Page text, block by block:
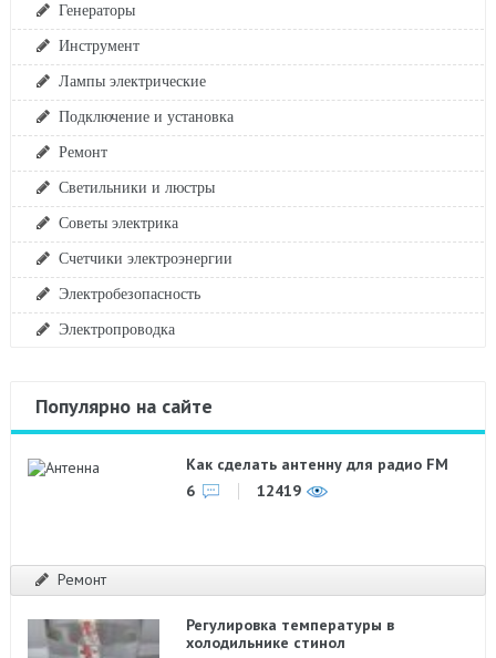
Генераторы
Инструмент
Лампы электрические
Подключение и установка
Ремонт
Светильники и люстры
Советы электрика
Счетчики электроэнергии
Электробезопасность
Электропроводка
Популярно на сайте
Как сделать антенну для радио FM
6
12419
Ремонт
Регулировка температуры в
холодильнике стинол